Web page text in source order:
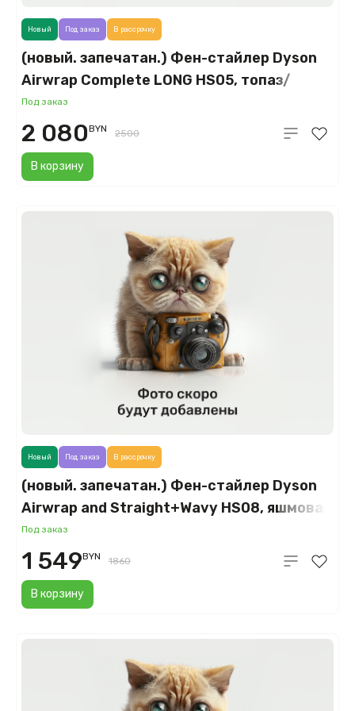
(новый. запечатан.) Фен-стайлер Dyson
Airwrap Complete LONG HS05, топаз/
оранжевый (Topaz Orange)
Под заказ
В корзину
Новый Под заказ В рассрочку
2 080BYN 2500
(новый. запечатан.) Фен-стайлер Dyson
Airwrap and Straight+Wavy HS08, яшмовая
слива (Jasper Plum) с диффузором
Под заказ
В корзину
Новый Под заказ В рассрочку
1 549BYN 1860